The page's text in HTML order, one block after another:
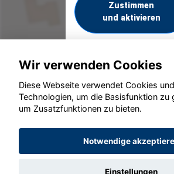
Zustimmen
und aktivieren
© konjunkturmotor.de GmbH
Wir verwenden Cookies
Diese Webseite verwendet Cookies
Technologien, um die Basisfunktion zu
um Zusatzfunktionen zu bieten.
Notwendige
Einstellungen